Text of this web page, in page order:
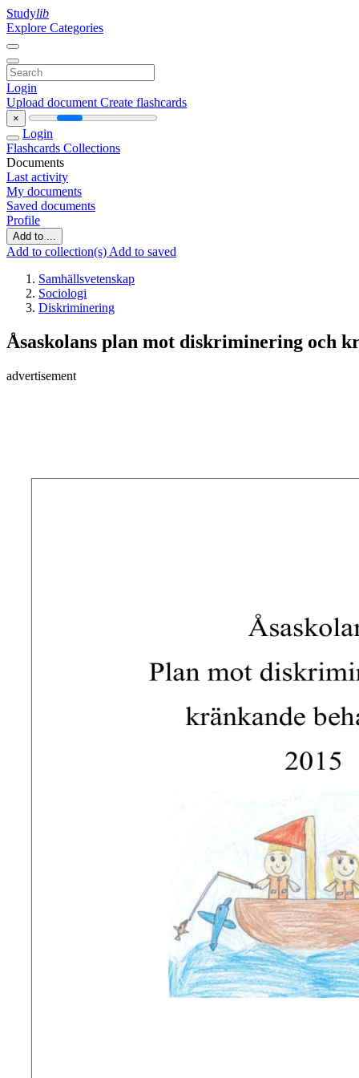
Studylib
Explore Categories
Login
Upload document Create flashcards
×
Login
Flashcards Collections
Documents
Last activity
My documents
Saved documents
Profile
Add to ...
Add to collection(s) Add to saved
Samhällsvetenskap
Sociologi
Diskriminering
Åsaskolans plan mot diskriminering och
advertisement